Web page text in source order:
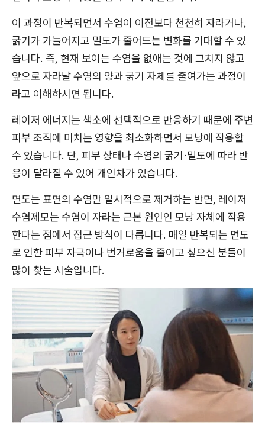
이 과정이 반복되면서 수염이 이전보다 천천히 자라거나,
굵기가 가늘어지고 밀도가 줄어드는 변화를 기대할 수 있
습니다. 즉, 현재 보이는 수염을 없애는 것에 그치지 않고
앞으로 자라날 수염의 양과 굵기 자체를 줄여가는 과정이
라고 이해하시면 됩니다.
레이저 에너지는 색소에 선택적으로 반응하기 때문에 주변
피부 조직에 미치는 영향을 최소화하면서 모낭에 작용할
수 있습니다. 단, 피부 상태나 수염의 굵기·밀도에 따라 반
응이 달라질 수 있어 개인차가 있습니다.
면도는 표면의 수염만 일시적으로 제거하는 반면, 레이저
수염제모는 수염이 자라는 근본 원인인 모낭 자체에 작용
한다는 점에서 접근 방식이 다릅니다. 매일 반복되는 면도
로 인한 피부 자극이나 번거로움을 줄이고 싶으신 분들이
많이 찾는 시술입니다.